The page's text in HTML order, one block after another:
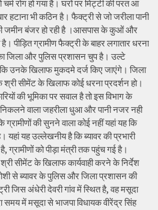
रोग हो गया है। घरों पर मिट्टी की परत आ
हटाना भी कठिन है। फैक्ट्री से जो जरीला पानी
जमीन बंजर हो रही है ।आसपास के कुओं और
है। पीड़ित ग्रामीण फैक्ट्री के बाहर लगातार धरना
जिला और पुलिस प्रशासन चुप है। उल्टे
कि उनके खिलाफ मुकदमे दर्ज किए जाएंगे। जिला
सीमेंट के खिलाफ कोई धरना प्रदर्शन हो।
की भूमिका पर सवाल है तो इस विभाग के
वाला जहरीला धुआ और पानी नजर नही
की सुनने वाला कोई नहीं यहां यह कि
यहां यह उल्लेखनीय है कि ब्यावर की प्रभारी
ग्रामीणों को पीड़ा मंत्री तक पहुंच गई है।
सीमेंट के खिलाफ कार्यवाही करने के निर्देश
से ब्यावर के पुलिस और जिला प्रशासन की
जिस अंधेरी देवरी गांव में स्थित है, वह मसूदा
समय में मसूदा से भाजपा विधायक वीरेंद्र सिंह